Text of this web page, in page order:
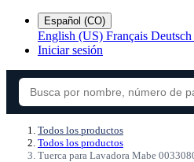
Español (CO)
English (US) Français Deutsch
Iniciar sesión
Todos los productos
Todos los productos
Tuerca para Lavadora Mabe